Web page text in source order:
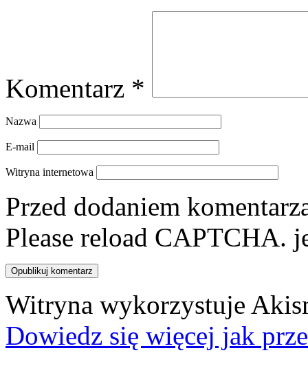
Komentarz *
Nazwa
E-mail
Witryna internetowa
Przed dodaniem
Please reload CAPTCHA.
Witryna wykorzystuje
Dowiedz się więcej jak